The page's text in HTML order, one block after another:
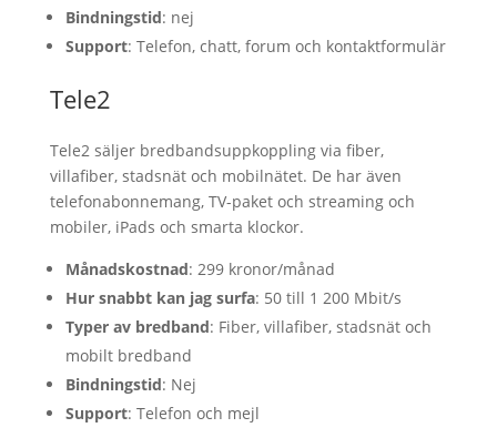
Bindningstid: nej
Support: Telefon, chatt, forum och kontaktformulär
Tele2
Tele2 säljer bredbandsuppkoppling via fiber,
villafiber, stadsnät och mobilnätet. De har även
telefonabonnemang, TV-paket och streaming och
mobiler, iPads och smarta klockor.
Månadskostnad: 299 kronor/månad
Hur snabbt kan jag surfa: 50 till 1 200 Mbit/s
Typer av bredband: Fiber, villafiber, stadsnät och
mobilt bredband
Bindningstid: Nej
Support: Telefon och mejl